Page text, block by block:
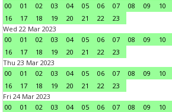
00
01 02 03 04 05 06 07 08 09 10
16
17 18 19 20 21 22
23
Wed 22 Mar 2023
00
01 02 03 04 05 06 07 08 09 10
16
17 18 19 20 21 22
23
Thu 23 Mar 2023
00
01 02 03 04 05 06 07 08 09 10
16
17 18 19 20 21 22
23
Fri 24 Mar 2023
00
01 02 03 04 05 06 07 08 09 10